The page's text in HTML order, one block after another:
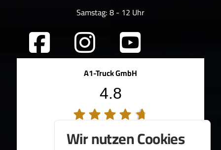
Samstag: 8 - 12 Uhr
A1-Truck GmbH
4.8
100%Weiterempfehlungen
Wir nutzen Cookies